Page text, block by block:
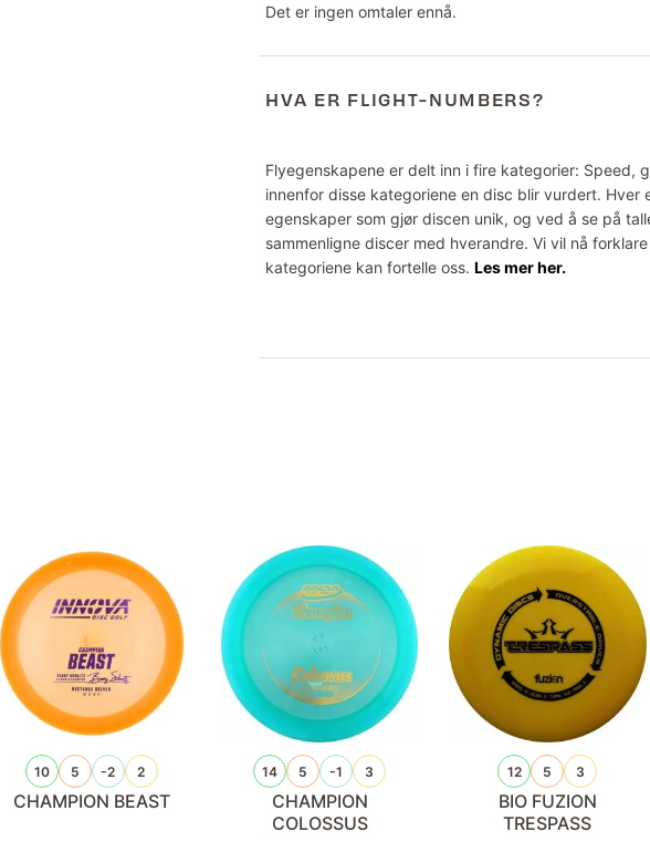
Det er ingen omtaler ennå.
HVA ER FLIGHT-NUMBERS?
Flyegenskapene er delt inn i fire kategorier: Speed,
innenfor disse kategoriene en disc blir vurdert. Hver
egenskaper som gjør discen unik, og ved å se på
sammenligne discer med hverandre. Vi vil nå
kategoriene kan fortelle oss.Les mer her.
10 5 -2 2
CHAMPION BEAST
14 5 -1 3
CHAMPION
COLOSSUS
12 5 3
BIO FUZION
TRESPASS